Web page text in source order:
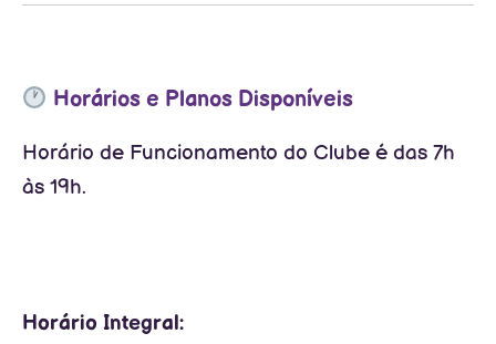
Horários e Planos Disponíveis
Horário de Funcionamento do Clube é das 7h
às 19h.
Horário Integral: